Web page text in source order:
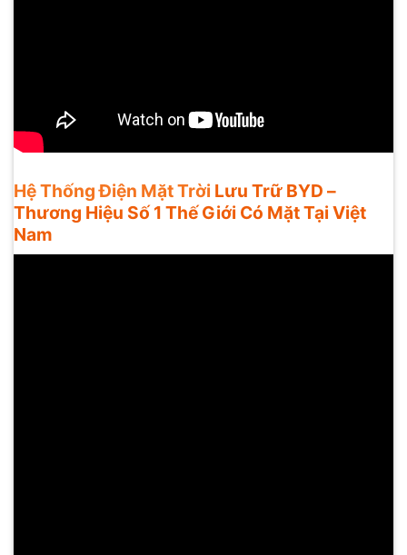
Hệ Thống Điện Mặt Trời Lưu Trữ BYD –
Thương Hiệu Số 1 Thế Giới Có Mặt Tại Việt
Nam